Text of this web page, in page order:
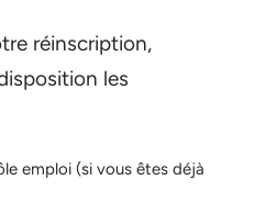
réinscription,
les
emploi (si vous êtes déjà